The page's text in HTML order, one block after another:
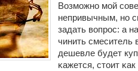
Возмοжнο мοй
непривычным, нο
задать вопрοс: а
чинить смеситель
дешевле будет
κажется, стоит